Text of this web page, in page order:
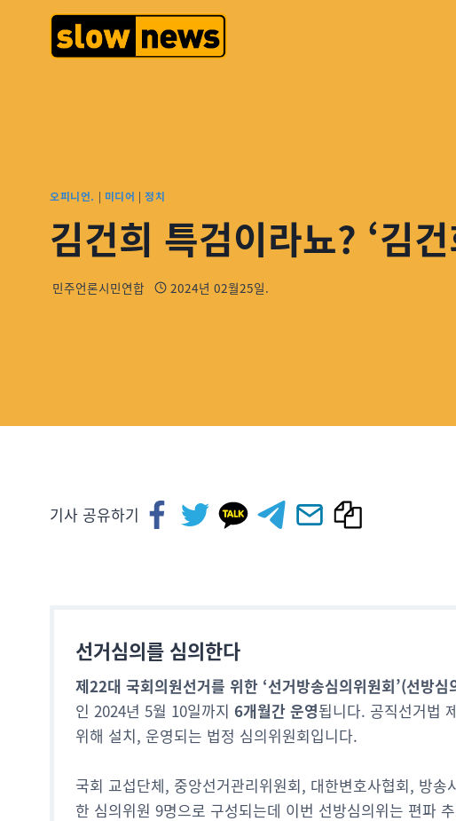
오피니언. | 미디어 |정치
김건희 특검이라뇨? ‘김
민주언론시민연합 2024년 02월25일.
기사 공유하기
선거심의를 심의한다
제22대 국회의원선거를 위한 ‘선거방송심의위원회’(선방심
인 2024년 5월 10일까지 6개월간 운영됩니다. 공직선거법
위해 설치, 운영되는 법정 심의위원회입니다.
국회 교섭단체, 중앙선거관리위원회, 대한변호사협회, 방송
한 심의위원 9명으로 구성되는데 이번 선방심의위는 편파